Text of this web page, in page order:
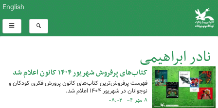
English
نادر ابراهیمی
کل اخبار:10 کتاب‌های پرفروش شهریور ۱۴۰۴ کانون اعلام شد
فهرست پرفروش‌ترین کتاب‌های کانون پرورش فکری کودکان و
نوجوانان در شهریور ۱۴۰۴ اعلام شد.
۸ مهر ۰۴ - ۰۸:۰۲